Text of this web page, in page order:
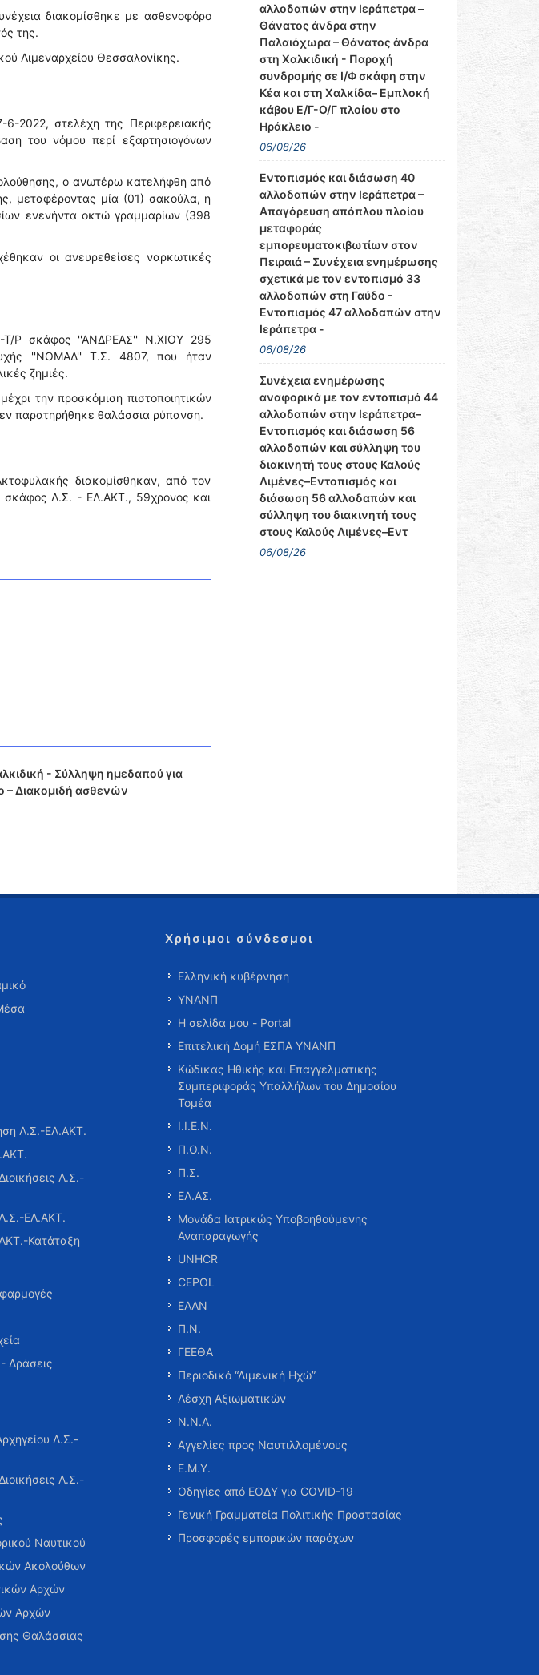
διακομίσθηκε με ασθενοφόρο
της.
Λιμεναρχείου Θεσσαλονίκης.
2022, στελέχη της Περιφερειακής
του νόμου περί εξαρτησιογόνων
ο ανωτέρω κατελήφθη από
μεταφέροντας μία (01) σακούλα, η
ενενήντα οκτώ γραμμαρίων (398
οι ανευρεθείσες ναρκωτικές
Τ/Ρ σκάφος ''ΑΝΔΡΕΑΣ'' Ν.ΧΙΟΥ 295
''ΝΟΜΑΔ'' Τ.Σ. 4807, που ήταν
ζημιές.
την προσκόμιση πιστοποιητικών
παρατηρήθηκε θαλάσσια ρύπανση.
διακομίσθηκαν, από τον
σκάφος Λ.Σ. - ΕΛ.ΑΚΤ., 59χρονος και
- Σύλληψη ημεδαπού για
– Διακομιδή ασθενών
αλλοδαπών στην Ιεράπετρα –
Θάνατος άνδρα στην
Παλαιόχωρα – Θάνατος άνδρα
στη Χαλκιδική - Παροχή
συνδρομής σε Ι/Φ σκάφη στην
Κέα και στη Χαλκίδα– Εμπλοκή
κάβου Ε/Γ-Ο/Γ πλοίου στο
Ηράκλειο -
06/08/26
Εντοπισμός και διάσωση 40
αλλοδαπών στην Ιεράπετρα –
Απαγόρευση απόπλου πλοίου
μεταφοράς
εμπορευματοκιβωτίων στον
Πειραιά – Συνέχεια ενημέρωσης
σχετικά με τον εντοπισμό 33
αλλοδαπών στη Γαύδο -
Εντοπισμός 47 αλλοδαπών στην
Ιεράπετρα -
06/08/26
Συνέχεια ενημέρωσης
αναφορικά με τον εντοπισμό 44
αλλοδαπών στην Ιεράπετρα–
Εντοπισμός και διάσωση 56
αλλοδαπών και σύλληψη του
διακινητή τους στους Καλούς
Λιμένες–Εντοπισμός και
διάσωση 56 αλλοδαπών και
σύλληψη του διακινητή τους
στους Καλούς Λιμένες–Εντ
06/08/26
Λ.Σ.-ΕΛ.ΑΚΤ.
Λ.Σ.-
ΕΛ.ΑΚΤ.
Κατάταξη
Δράσεις
Λ.Σ.-
Λ.Σ.-
Ναυτικού
Ακολούθων
Αρχών
Αρχών
Θαλάσσιας
Χρήσιμοι σύνδεσμοι
Ελληνική κυβέρνηση
ΥΝΑΝΠ
Η σελίδα μου - Portal
Επιτελική Δομή ΕΣΠΑ ΥΝΑΝΠ
Κώδικας Ηθικής και Επαγγελματικής
Συμπεριφοράς Υπαλλήλων του Δημοσίου
Τομέα
Ι.Ι.Ε.Ν.
Π.Ο.Ν.
Π.Σ.
ΕΛ.ΑΣ.
Μονάδα Ιατρικώς Υποβοηθούμενης
Αναπαραγωγής
UNHCR
CEPOL
ΕΑΑΝ
Π.Ν.
ΓΕΕΘΑ
Περιοδικό “Λιμενική Ηχώ”
Λέσχη Αξιωματικών
Ν.Ν.Α.
Αγγελίες προς Ναυτιλλομένους
Ε.Μ.Υ.
Οδηγίες από ΕΟΔΥ για COVID-19
Γενική Γραμματεία Πολιτικής Προστασίας
Προσφορές εμπορικών παρόχων